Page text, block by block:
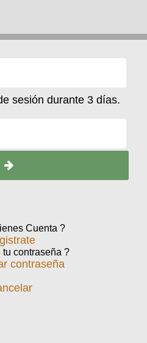
sesión durante 3 días.
Cuenta ?
tu contraseña ?
contraseña